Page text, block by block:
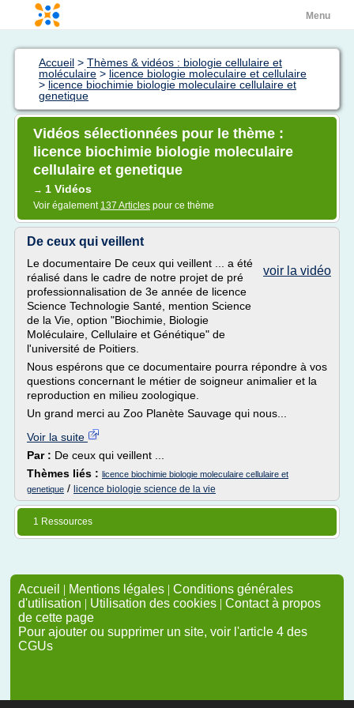
Menu
Accueil > Thèmes & vidéos : biologie cellulaire et
moléculaire > licence biologie moleculaire et cellulaire
> licence biochimie biologie moleculaire cellulaire et
genetique
Vidéos sélectionnées pour le thème :
licence biochimie biologie moleculaire
cellulaire et genetique
→ 1 Vidéos
Voir également 137 Articles pour ce thème
De ceux qui veillent
voir la vidéo
Le documentaire De ceux qui veillent ... a été
réalisé dans le cadre de notre projet de pré
professionnalisation de 3e année de licence
Science Technologie Santé, mention Science
de la Vie, option "Biochimie, Biologie
Moléculaire, Cellulaire et Génétique" de
l'université de Poitiers.
Nous espérons que ce documentaire pourra répondre à vos
questions concernant le métier de soigneur animalier et la
reproduction en milieu zoologique.
Un grand merci au Zoo Planète Sauvage qui nous...
Voir la suite
Par : De ceux qui veillent ...
Thèmes liés : licence biochimie biologie moleculaire cellulaire et
genetique / licence biologie science de la vie
1 Ressources
Accueil | Mentions légales | Conditions générales
d'utilisation | Utilisation des cookies | Contact à propos
de cette page
Pour ajouter ou supprimer un site, voir l'article 4 des
CGUs